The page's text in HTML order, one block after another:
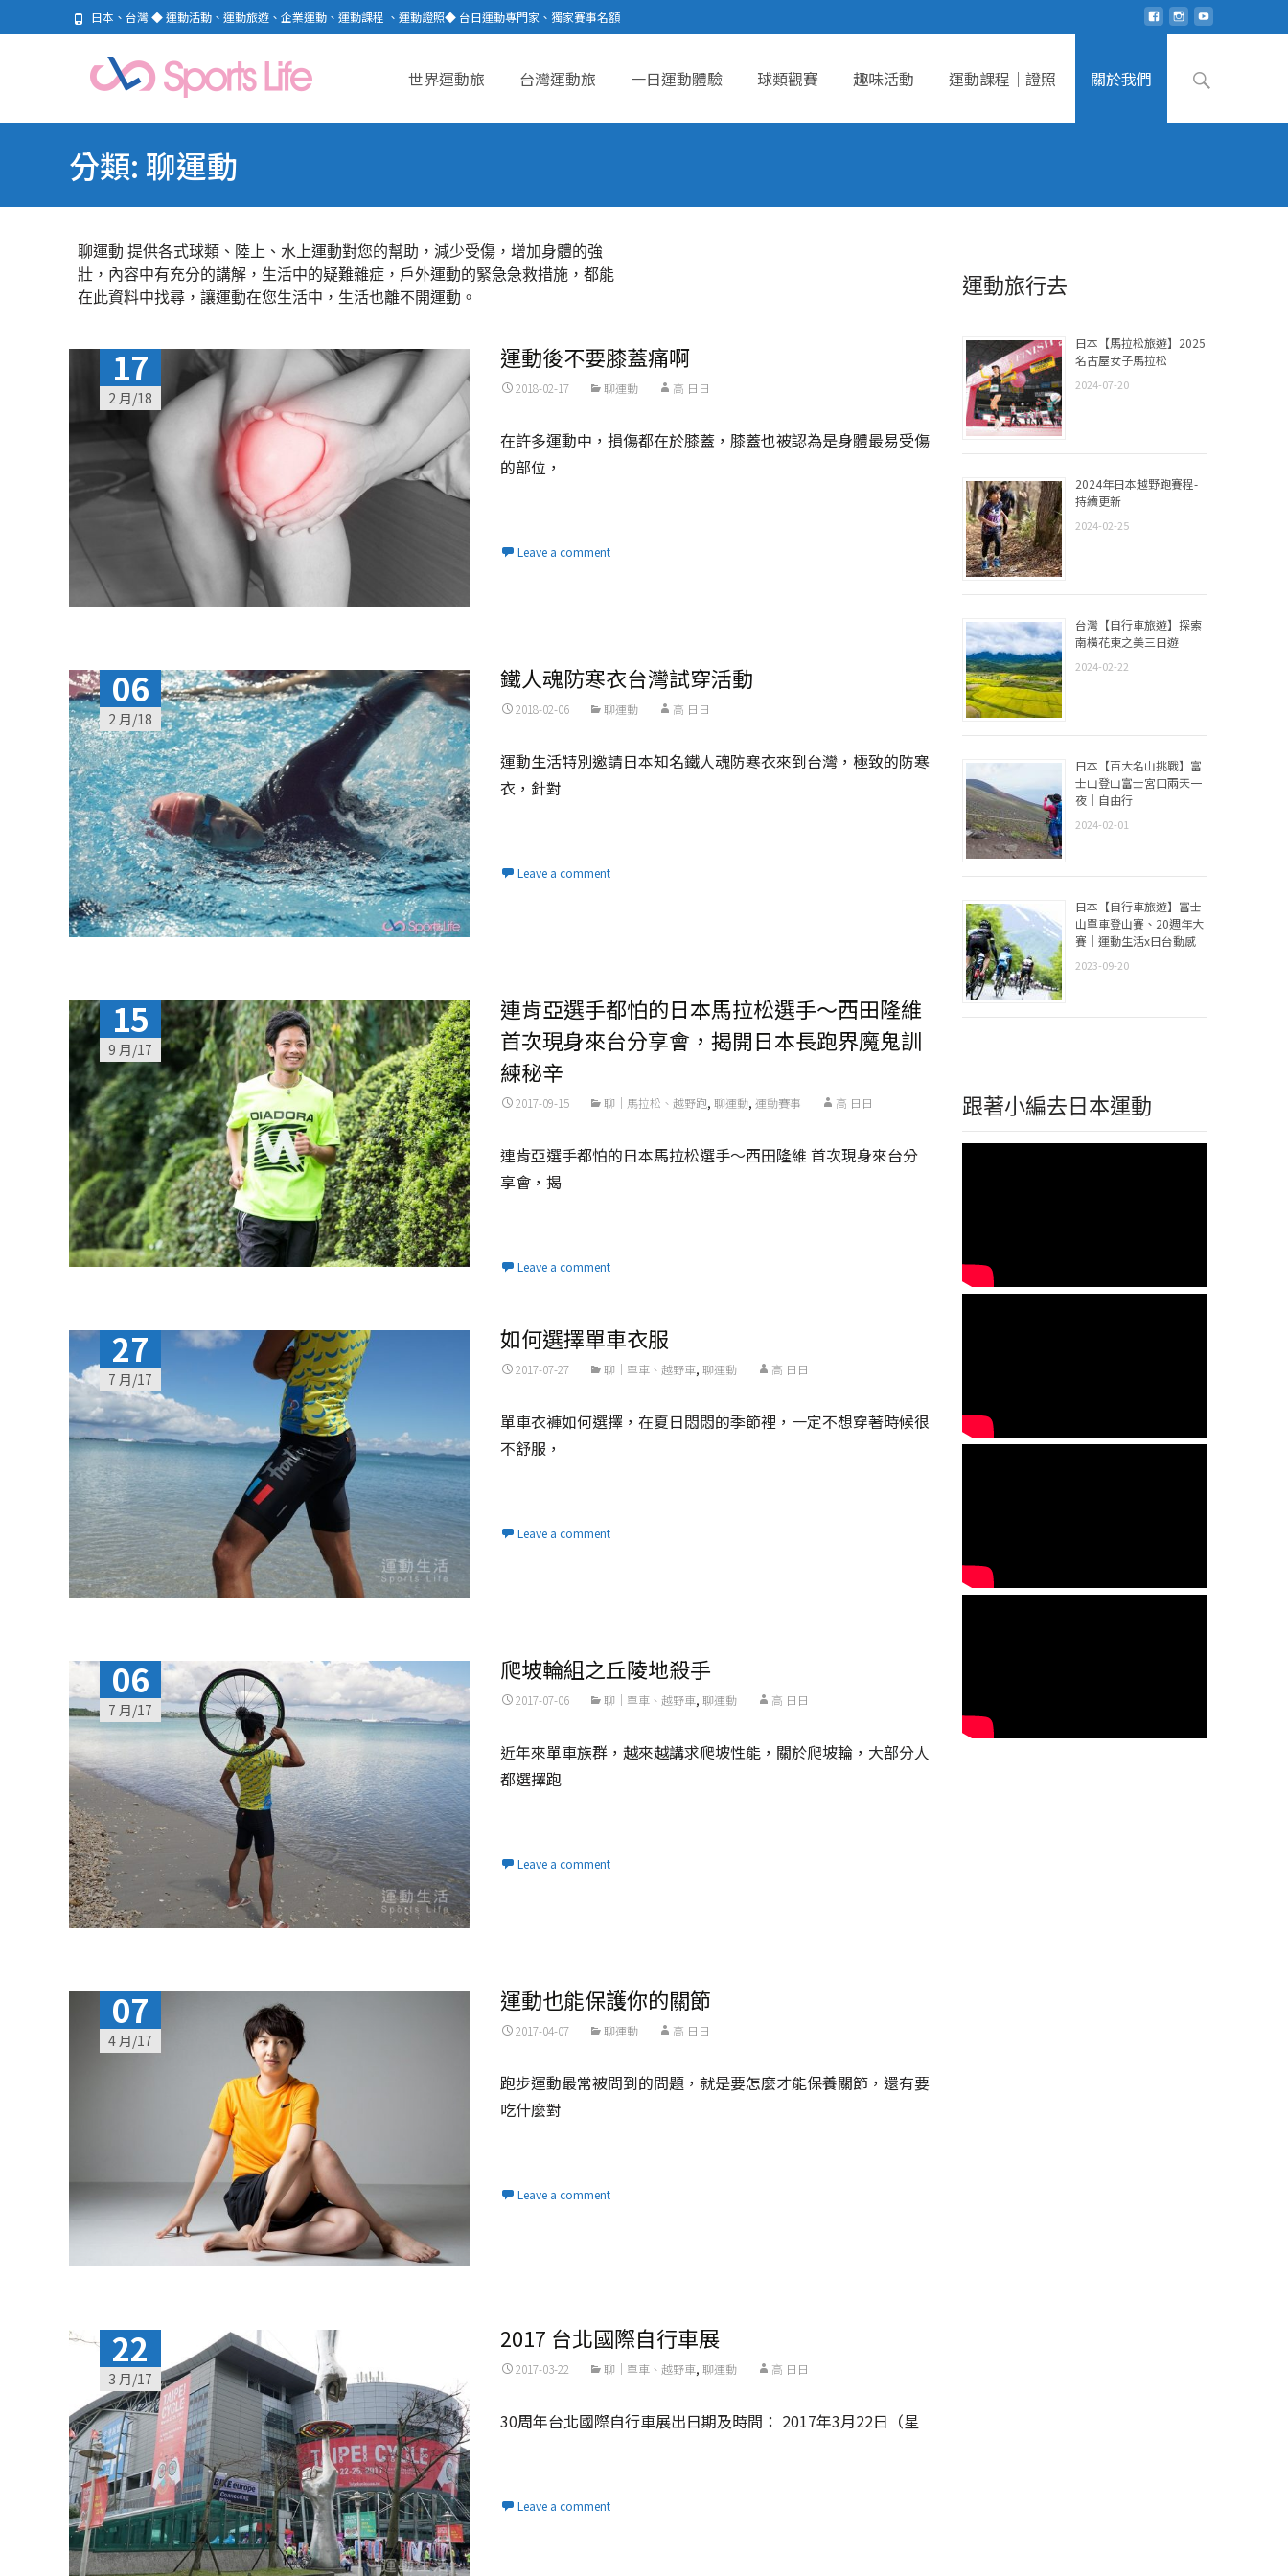
日本、台灣 ◆ 運動活動、運動旅遊、企業運動、運動課程 、運動證照◆ 台日運動專門家、獨家賽事名額
世界運動旅 台灣運動旅 一日運動體驗 球類觀賽 趣味活動 運動課程｜證照 關於我們
Search
分類: 聊運動
聊運動 提供各式球類、陸上、水上運動對您的幫助，減少受傷，增加身體的強
壯，內容中有充分的講解，生活中的疑難雜症，戶外運動的緊急急救措施，都能
在此資料中找尋，讓運動在您生活中，生活也離不開運動。
17
2 月/18
運動後不要膝蓋痛啊
2018-02-17 聊運動 高 日日
在許多運動中，損傷都在於膝蓋，膝蓋也被認為是身體最易受傷
的部位，
Leave a comment
06
2 月/18
鐵人魂防寒衣台灣試穿活動
2018-02-06 聊運動 高 日日
運動生活特別邀請日本知名鐵人魂防寒衣來到台灣，極致的防寒
衣，針對
Leave a comment
15
9 月/17
連肯亞選手都怕的日本馬拉松選手～西田隆維
首次現身來台分享會，揭開日本長跑界魔鬼訓
練秘辛
2017-09-15 聊｜馬拉松、越野跑, 聊運動, 運動賽事 高 日日
連肯亞選手都怕的日本馬拉松選手～西田隆維 首次現身來台分
享會，揭
Leave a comment
27
7 月/17
如何選擇單車衣服
2017-07-27 聊｜單車、越野車, 聊運動 高 日日
單車衣褲如何選擇，在夏日悶悶的季節裡，一定不想穿著時候很
不舒服，
Leave a comment
06
7 月/17
爬坡輪組之丘陵地殺手
2017-07-06 聊｜單車、越野車, 聊運動 高 日日
近年來單車族群，越來越講求爬坡性能，關於爬坡輪，大部分人
都選擇跑
Leave a comment
07
4 月/17
運動也能保護你的關節
2017-04-07 聊運動 高 日日
跑步運動最常被問到的問題，就是要怎麼才能保養關節，還有要
吃什麼對
Leave a comment
22
3 月/17
2017 台北國際自行車展‎
2017-03-22 聊｜單車、越野車, 聊運動 高 日日
30周年台北國際自行車展出日期及時間： 2017年3月22日（星
Leave a comment
運動旅行去
日本【馬拉松旅遊】2025
名古屋女子馬拉松
2024-07-20
2024年日本越野跑賽程-
持續更新
2024-02-25
台灣【自行車旅遊】探索
南橫花東之美三日遊
2024-02-22
日本【百大名山挑戰】富
士山登山富士宮口兩天一
夜｜自由行
2024-02-01
日本【自行車旅遊】富士
山單車登山賽、20週年大
賽｜運動生活x日台動感
2023-09-20
跟著小編去日本運動